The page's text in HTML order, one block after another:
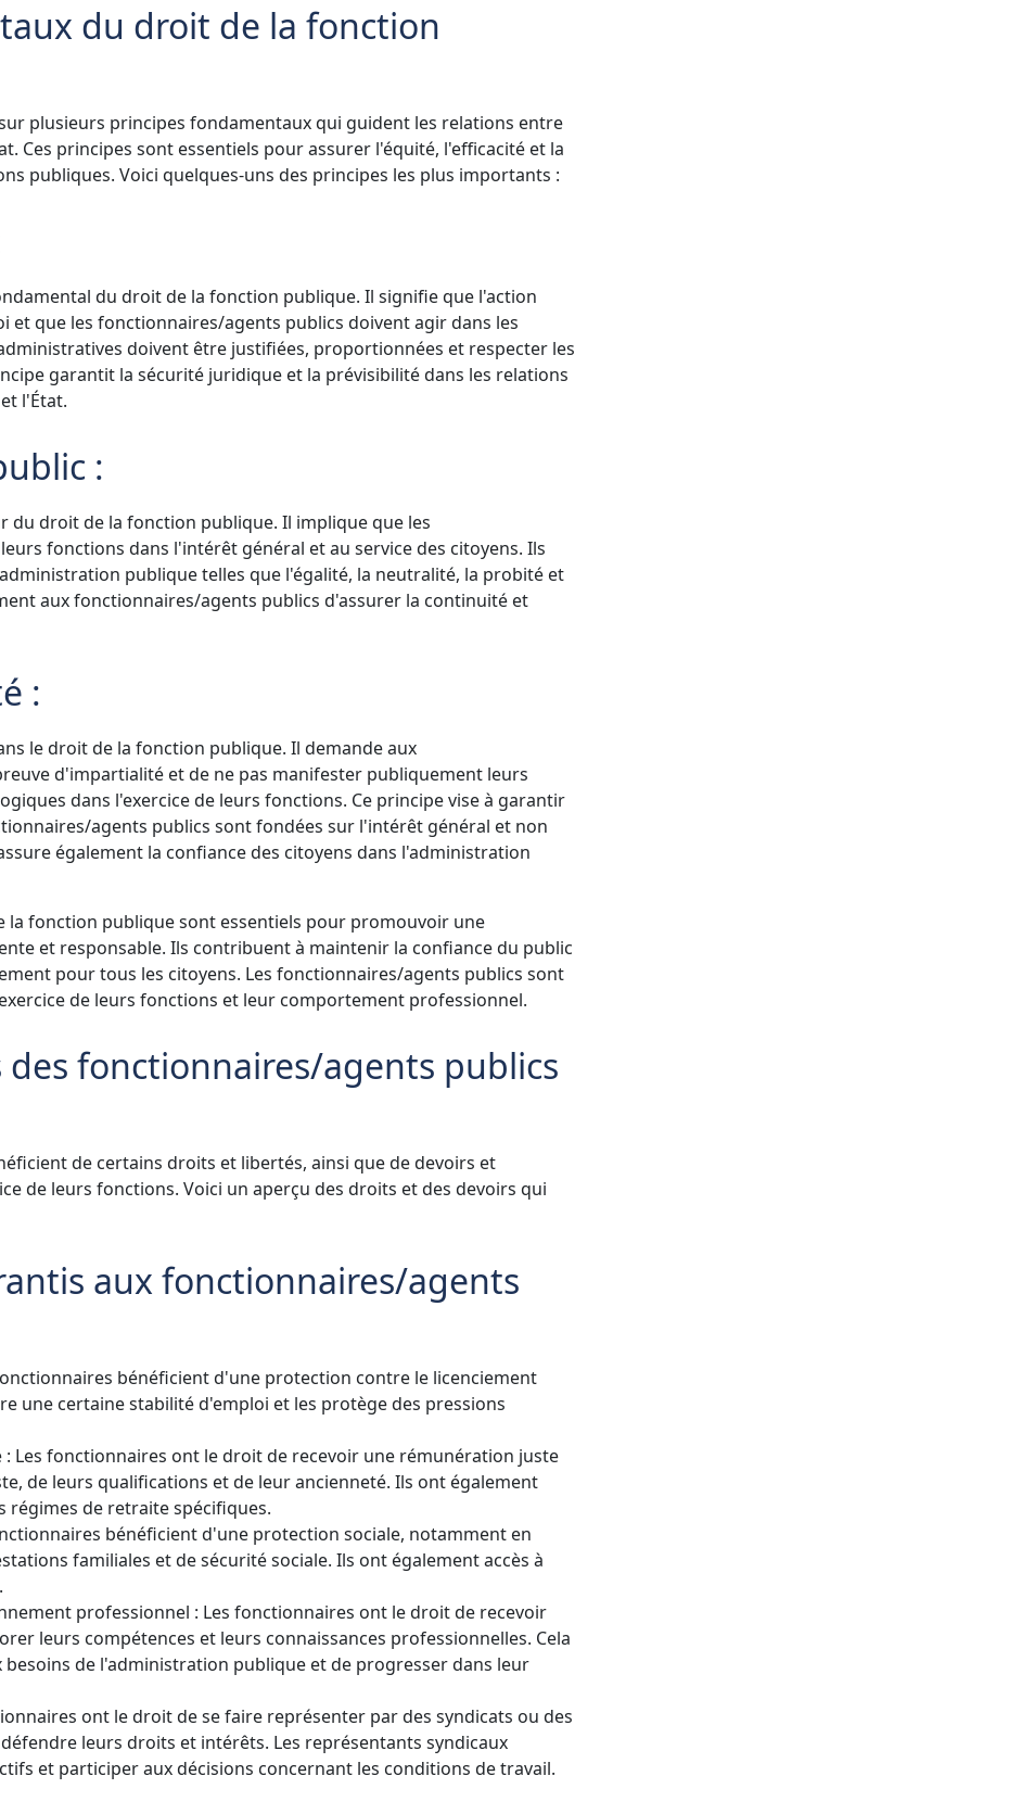
du droit de la fonction
plusieurs principes fondamentaux qui guident les relations entre
Ces principes sont essentiels pour assurer l'équité, l'efficacité et la
publiques. Voici quelques-uns des principes les plus importants :
du droit de la fonction publique. Il signifie que l'action
que les fonctionnaires/agents publics doivent agir dans les
doivent être justifiées, proportionnées et respecter les
garantit la sécurité juridique et la prévisibilité dans les relations
l'État.
:
du droit de la fonction publique. Il implique que les
fonctions dans l'intérêt général et au service des citoyens. Ils
publique telles que l'égalité, la neutralité, la probité et
aux fonctionnaires/agents publics d'assurer la continuité et
:
le droit de la fonction publique. Il demande aux
d'impartialité et de ne pas manifester publiquement leurs
dans l'exercice de leurs fonctions. Ce principe vise à garantir
agents publics sont fondées sur l'intérêt général et non
également la confiance des citoyens dans l'administration
la fonction publique sont essentiels pour promouvoir une
et responsable. Ils contribuent à maintenir la confiance du public
pour tous les citoyens. Les fonctionnaires/agents publics sont
de leurs fonctions et leur comportement professionnel.
fonctionnaires/agents publics
de certains droits et libertés, ainsi que de devoirs et
de leurs fonctions. Voici un aperçu des droits et des devoirs qui
aux fonctionnaires/agents
bénéficient d'une protection contre le licenciement
une certaine stabilité d'emploi et les protège des pressions
Les fonctionnaires ont le droit de recevoir une rémunération juste
de leurs qualifications et de leur ancienneté. Ils ont également
régimes de retraite spécifiques.
bénéficient d'une protection sociale, notamment en
familiales et de sécurité sociale. Ils ont également accès à
professionnel : Les fonctionnaires ont le droit de recevoir
leurs compétences et leurs connaissances professionnelles. Cela
de l'administration publique et de progresser dans leur
ont le droit de se faire représenter par des syndicats ou des
leurs droits et intérêts. Les représentants syndicaux
et participer aux décisions concernant les conditions de travail.